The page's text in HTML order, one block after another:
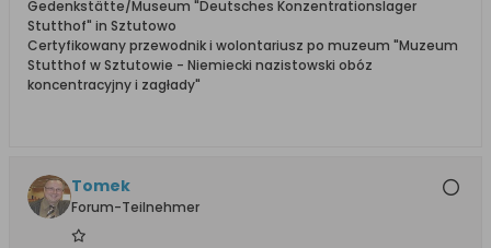
Gedenkstätte/Museum "Deutsches Konzentrationslager
Stutthof" in Sztutowo
Certyfikowany przewodnik i wolontariusz po muzeum "Muzeum
Stutthof w Sztutowie - Niemiecki nazistowski obóz
koncentracyjny i zagłady"
Tomek
Forum-Teilnehmer